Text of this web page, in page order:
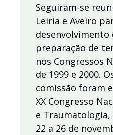
Seguiram-se
Leiria e Aveiro
desenvolvimento
preparação de
nos Congressos
de 1999 e 2000.
comissão foram
XX Congresso
e Traumatologia,
22 a 26 de